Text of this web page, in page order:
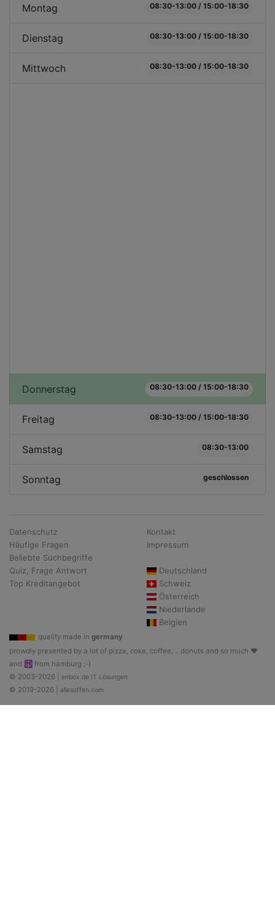
Montag 08:30-13:00 / 15:00-18:30
Dienstag 08:30-13:00 / 15:00-18:30
Mittwoch 08:30-13:00 / 15:00-18:30
Donnerstag 08:30-13:00 / 15:00-18:30
Freitag 08:30-13:00 / 15:00-18:30
Samstag 08:30-13:00
Sonntag geschlossen
Datenschutz
Häufige Fragen
Beliebte Suchbegriffe
Quiz, Frage Antwort
Top Kreditangebot
Kontakt
Impressum
Deutschland
Schweiz
Österreich
Niederlande
Belgien
quality made in germany
prowdly presented by a lot of pizza, coke, coffee, .. donuts and so much ♥
and ☮ from hamburg ;-)
© 2003-2026 | enbox.de IT Lösungen
© 2019-2026 | allesoffen.com